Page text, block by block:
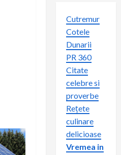
Cutremur
Cotele
Dunarii
PR 360
Citate
celebre si
proverbe
Rețete
culinare
delicioase
Vremea in